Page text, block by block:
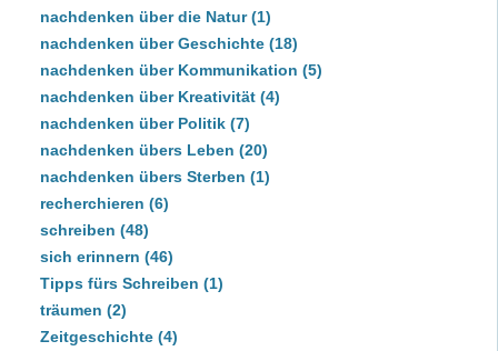
nachdenken über die Natur(1)
nachdenken über Geschichte(18)
nachdenken über Kommunikation (5)
nachdenken über Kreativität(4)
nachdenken über Politik(7)
nachdenken übers Leben (20)
nachdenken übers Sterben (1)
recherchieren (6)
schreiben (48)
sich erinnern (46)
Tipps fürs Schreiben (1)
träumen (2)
Zeitgeschichte(4)